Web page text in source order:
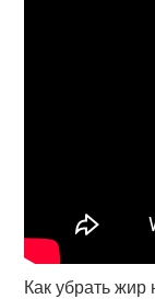
Как убрать